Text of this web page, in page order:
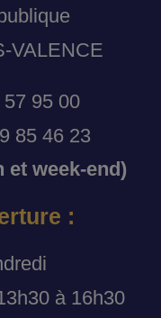
VALENCE
95 00
85 46 23
et week-end)
:
à 16h30